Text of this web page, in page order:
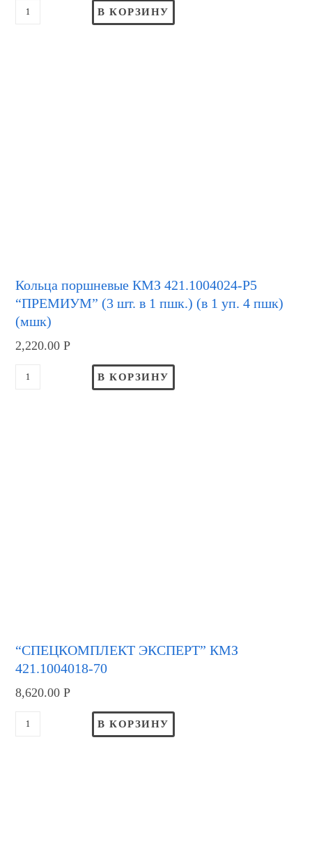
В КОРЗИНУ
Кольца поршневые КМЗ 421.1004024-Р5
“ПРЕМИУМ” (3 шт. в 1 пшк.) (в 1 уп. 4 пшк)
(мшк)
2,220.00Р
В КОРЗИНУ
“СПЕЦКОМПЛЕКТ ЭКСПЕРТ” КМЗ
421.1004018-70
8,620.00Р
В КОРЗИНУ